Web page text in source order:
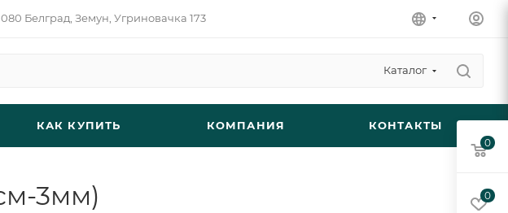
Белград, Земун, Угриновачка 173
Каталог
КАК КУПИТЬ КОМПАНИЯ КОНТАКТЫ
3мм)
0
0